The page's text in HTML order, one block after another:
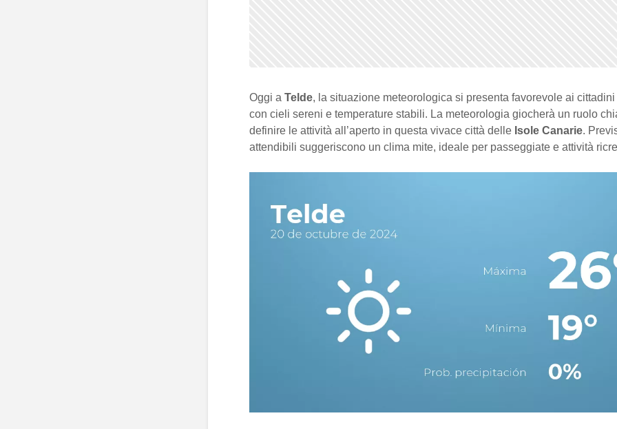
Oggi a Telde, la situazione meteorologica si presenta favorevole ai
con cieli sereni e temperature stabili. La meteorologia giocherà un ruolo
definire le attività all’aperto in questa vivace città delle Isole Canarie.
attendibili suggeriscono un clima mite, ideale per passeggiate e attività